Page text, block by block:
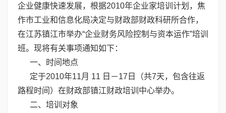
企业健康快速发展，根据2010年企业家培训计划，焦
作市工业和信息化局决定与财政部财政科研所合作，
在江苏镇江市举办“企业财务风险控制与资本运作”培训
班。现将有关事项通知如下：
一、时间地点
定于2010年11月 11 日－17日（共7天，包含往返
路程时间）在财政部镇江财政培训中心举办。
二、培训对象